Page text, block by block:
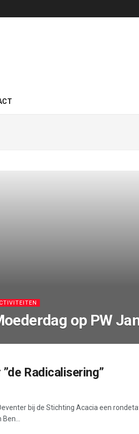
op PW
Radicalisering”
bij de Stichting Acacia een